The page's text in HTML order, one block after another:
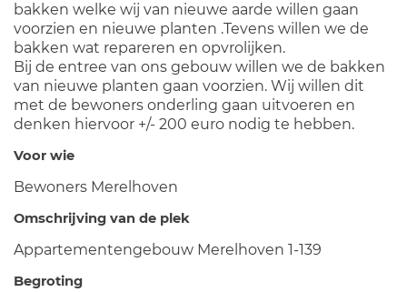
bakken welke wij van nieuwe aarde willen gaan
voorzien en nieuwe planten .Tevens willen we de
bakken wat repareren en opvrolijken.
Bij de entree van ons gebouw willen we de bakken
van nieuwe planten gaan voorzien. Wij willen dit
met de bewoners onderling gaan uitvoeren en
denken hiervoor +/- 200 euro nodig te hebben.
Voor wie
Bewoners Merelhoven
Omschrijving van de plek
Appartementengebouw Merelhoven 1-139
Begroting